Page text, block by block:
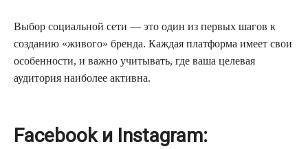
Выбор социальной сети — это один из первых шагов к
созданию «живого» бренда. Каждая платформа имеет свои
особенности, и важно учитывать, где ваша целевая
аудитория наиболее активна.
Facebook и Instagram: